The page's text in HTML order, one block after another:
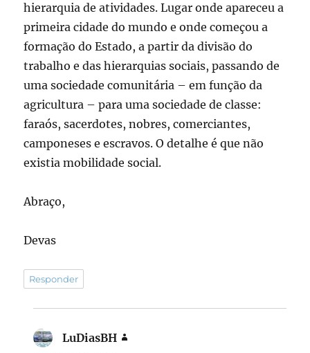
hierarquia de atividades. Lugar onde apareceu a
primeira cidade do mundo e onde começou a
formação do Estado, a partir da divisão do
trabalho e das hierarquias sociais, passando de
uma sociedade comunitária – em função da
agricultura – para uma sociedade de classe:
faraós, sacerdotes, nobres, comerciantes,
camponeses e escravos. O detalhe é que não
existia mobilidade social.
Abraço,
Devas
Responder
LuDiasBH